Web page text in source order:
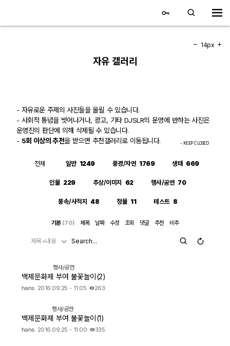
추천 갤러리
오프라인
장터
자유 갤러리
14px
- 자유로운 주제의 사진들을 올릴 수 있습니다.
- 사회적 통념을 벗어나거나, 광고, 기타 DJSLR의 운영에 반하는 사진은
운영진의 판단에 의해 삭제될 수 있습니다.
- 5회 이상의 추천을 받으면 추천갤러리로 이동됩니다. - KEEP CLOSED
전체 일반 1249 풍경/자연 1769 생태 669
인물 229 추상/이미지 62 행사/공연 70
풍속/사적지 48 정물 11 테스트 8
기본 (70) 제목 날짜 수정 조회 댓글 추천 비추
제목+내용
행사/공연
백제문화제 부여 불꽃놀이(2)
hans 2016.09.25 - 11:05 263
행사/공연
백제문화제 부여 불꽃놀이(1)
hans 2016.09.25 - 11:00 335